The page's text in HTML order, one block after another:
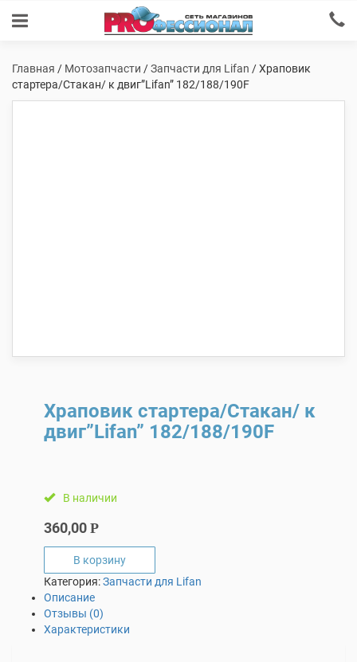
Главная / Мотозапчасти /Запчасти для Lifan / Храповик
стартера/Стакан/ к двиг”Lifan” 182/188/190F
Храповик стартера/Стакан/ к
двиг”Lifan” 182/188/190F
В наличии
360,00 Р
В корзину
Категория:Запчасти для Lifan
Описание
Отзывы (0)
Характеристики